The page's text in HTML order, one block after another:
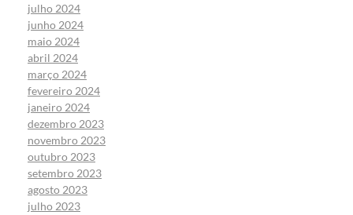
julho 2024
junho 2024
maio 2024
abril 2024
março 2024
fevereiro 2024
janeiro 2024
dezembro 2023
novembro 2023
outubro 2023
setembro 2023
agosto 2023
julho 2023